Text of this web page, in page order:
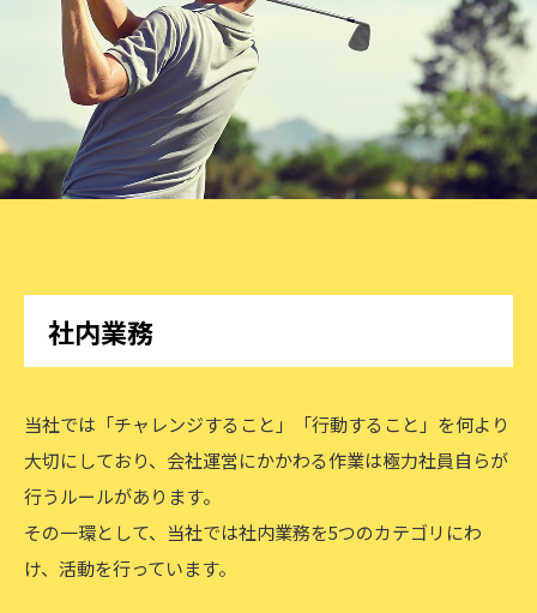
社内業務
当社では「チャレンジすること」「行動すること」を何より
大切にしており、会社運営にかかわる作業は極力社員自らが
行うルールがあります。
その一環として、当社では社内業務を5つのカテゴリにわ
け、活動を行っています。